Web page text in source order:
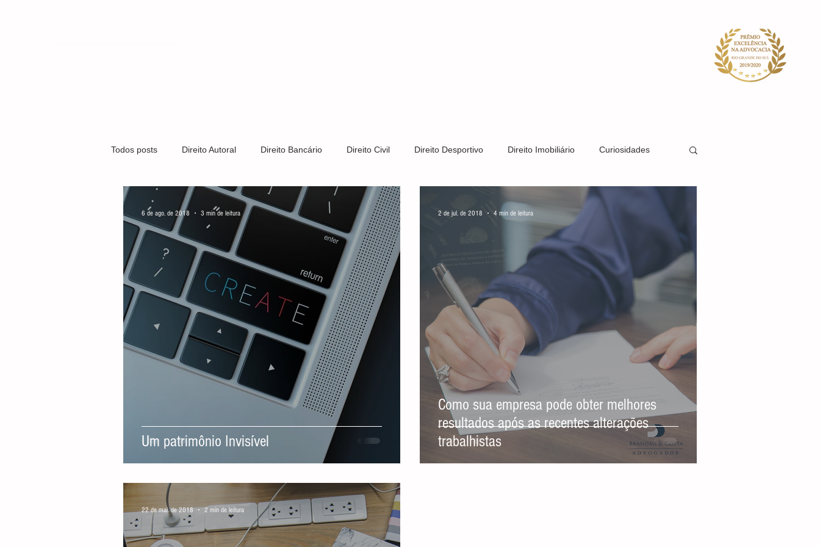
Todos posts Direito Autoral Direito Bancário Direito Civil Direito Desportivo Direito Imobiliário Curiosidades
Covid-19 Direito Médico Direito Trabalhista Direito de Trânsito Direito Societário
Gestão Organizacional Notícias Direito Previdenciário
Direito Empresarial
Um patrimônio Invisível
6 de ago. de 2018 3 min de leitura
Como sua empresa pode obter melhores
resultados após as recentes alterações
trabalhistas
2 de jul. de 2018 4 min de leitura
22 de mai. de 2018 2 min de leitura